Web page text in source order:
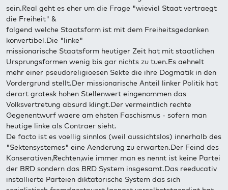
sein.Real geht es eher um die Frage "wieviel Staat vertraegt
die Freiheit" &
folgend welche Staatsform ist mit dem Freiheitsgedanken
konvertibel.Die "linke"
missionarische Staatsform heutiger Zeit hat mit staatlichen
Ursprungsformen wenig bis gar nichts zu tuen.Es aehnelt
mehr einer pseudoreligioesen Sekte die ihre Dogmatik in den
Vordergrund stellt.Der missionarische Anteil linker Politik hat
derart grotesk hohen Stellenwert eingenommen das
Volksvertretung absurd klingt.Der vermeintlich rechte
Gegenentwurf waere am ehsten Faschismus - sofern man
heutige linke als Contraer sieht.
De facto ist es voellig sinnlos (weil aussichtslos) innerhalb des
"Sektensystemes" eine Aenderung zu erwarten.Der Feind des
Konserativen,Rechten,wie immer man es nennt ist keine Partei
der BRD sondern das BRD System insgesamt.Das reeducativ
installierte Parteien diktatorische System das sich